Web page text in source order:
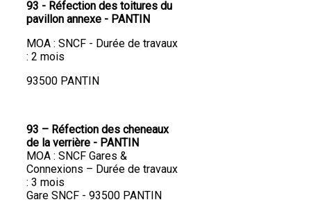
93 - Réfection des toitures du
pavillon annexe - PANTIN
MOA : SNCF - Durée de travaux
: 2 mois
93500 PANTIN
93 – Réfection des cheneaux
de la verrière - PANTIN
MOA : SNCF Gares &
Connexions – Durée de travaux
: 3 mois
Gare SNCF - 93500 PANTIN